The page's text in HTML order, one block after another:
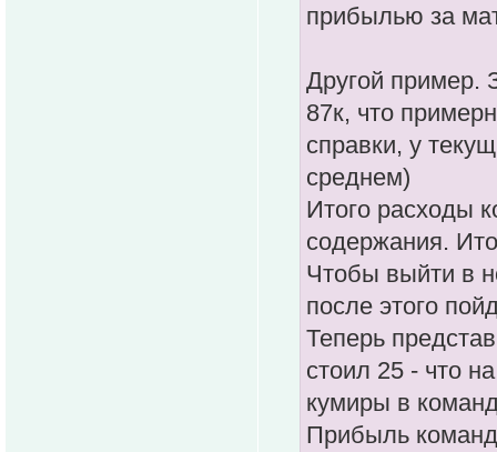
прибылью за
Другой пример.
87к, что
справки, у
среднем)
Итого расходы
содержания.
Чтобы выйти в
после этого
Теперь
стоил 25 - что
кумиры в
Прибыль